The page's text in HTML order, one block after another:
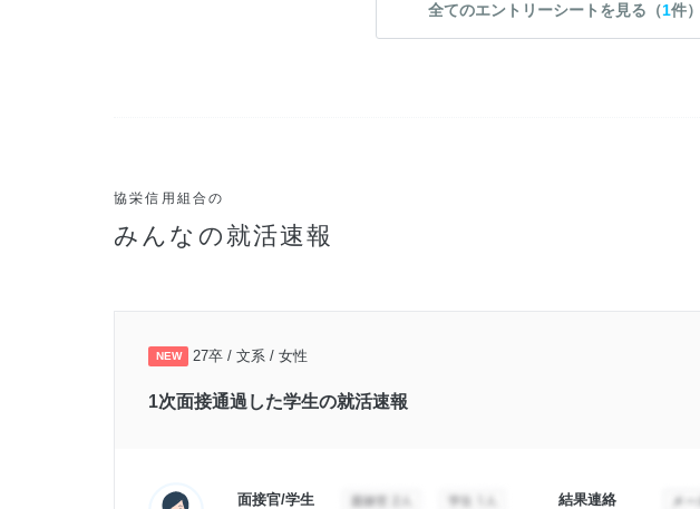
全てのエントリーシートを見る（1件）
協栄信用組合の
みんなの就活速報
NEW 27卒 / 文系 / 女性
1次面接通過した学生の就活速報
面接官/学生 結果連絡